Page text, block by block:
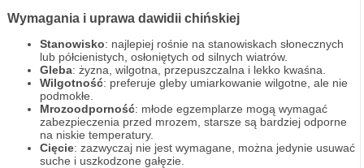
Wymagania i uprawa dawidii chińskiej
Stanowisko: najlepiej rośnie na stanowiskach słonecznych
lub półcienistych, osłoniętych od silnych wiatrów.
Gleba: żyzna, wilgotna, przepuszczalna i lekko kwaśna.
Wilgotność: preferuje gleby umiarkowanie wilgotne, ale nie
podmokłe.
Mrozoodporność: młode egzemplarze mogą wymagać
zabezpieczenia przed mrozem, starsze są bardziej odporne
na niskie temperatury.
Cięcie: zazwyczaj nie jest wymagane, można jedynie usuwać
suche i uszkodzone gałęzie.